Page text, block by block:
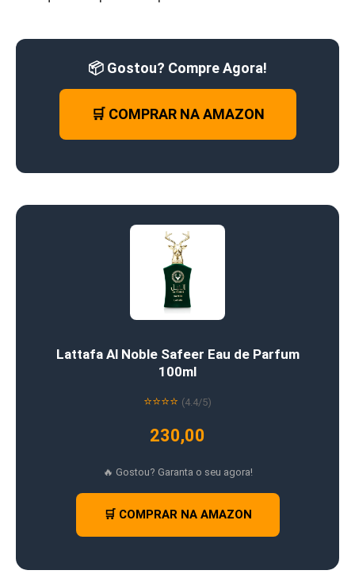
📦 Gostou? Compre Agora!
🛒 COMPRAR NA AMAZON
Lattafa Al Noble Safeer Eau de Parfum
100ml
⭐⭐⭐⭐ (4.4/5)
230,00
🔥 Gostou? Garanta o seu agora!
🛒 COMPRAR NA AMAZON